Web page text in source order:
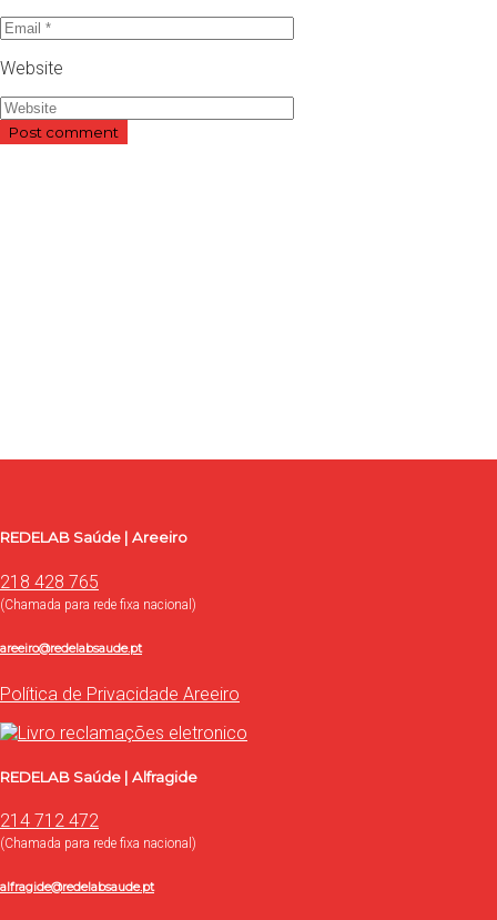
Website
REDELAB Saúde | Areeiro
218 428 765
(Chamada para rede fixa nacional)
areeiro@redelabsaude.pt
Política de Privacidade Areeiro
REDELAB Saúde | Alfragide
214 712 472
(Chamada para rede fixa nacional)
alfragide@redelabsaude.pt